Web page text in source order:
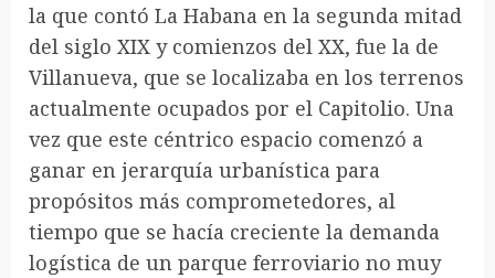
la que contó La Habana en la segunda mitad
del siglo XIX y comienzos del XX, fue la de
Villanueva, que se localizaba en los terrenos
actualmente ocupados por el Capitolio. Una
vez que este céntrico espacio comenzó a
ganar en jerarquía urbanística para
propósitos más comprometedores, al
tiempo que se hacía creciente la demanda
logística de un parque ferroviario no muy